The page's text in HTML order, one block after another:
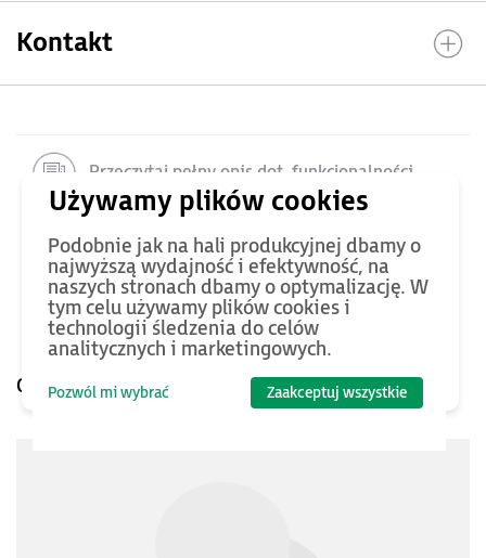
Kontakt
Przeczytaj pełny opis dot. funkcjonalności,
komunikacji, rozbudowy
Zobacz referencje i proponowane szkolenia
Zobacz pełny opis serii
Opinie o produkcie
Podobnie jak na hali produkcyjnej dbamy o
najwyższą wydajność i efektywność, na
naszych stronach dbamy o optymalizację. W
tym celu używamy plików cookies i
technologii śledzenia do celów
analitycznych i marketingowych.
Pozwól mi wybrać Zaakceptuj wszystkie